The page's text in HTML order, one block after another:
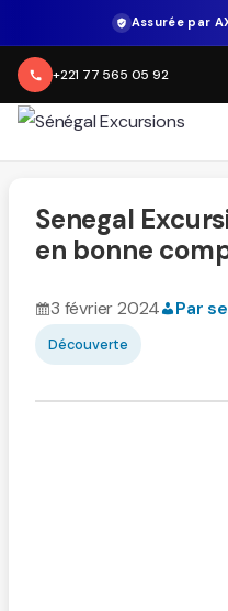
Assurée par
+221 77 565 05 92
Senegal
en bonne
3 février 2024 Par
Découverte